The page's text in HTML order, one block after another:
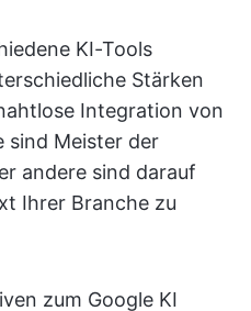
KI-Tools
Stärken
Integration von
sind Meister der
andere sind darauf
Ihrer Branche zu
zum Google KI